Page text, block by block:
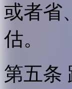
或者省
估。
第五条